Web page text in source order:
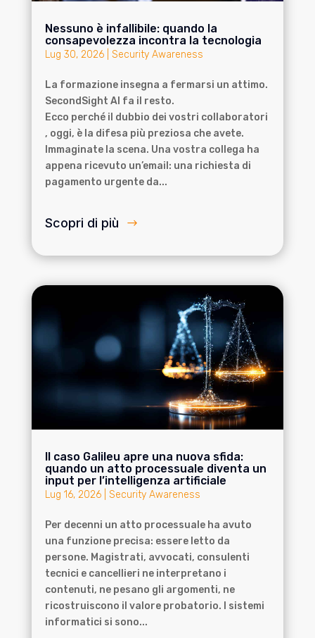
Nessuno è infallibile: quando la
consapevolezza incontra la tecnologia
Lug 30, 2026| Security Awareness
La formazione insegna a fermarsi un attimo.
SecondSight AI fa il resto.
Ecco perché il dubbio dei vostri collaboratori
, oggi, è la difesa più preziosa che avete.
Immaginate la scena. Una vostra collega ha
appena ricevuto un’email: una richiesta di
pagamento urgente da...
Scopri di più
Il caso Galileu apre una nuova sfida:
quando un atto processuale diventa un
input per l’intelligenza artificiale
Lug 16, 2026| Security Awareness
Per decenni un atto processuale ha avuto
una funzione precisa: essere letto da
persone. Magistrati, avvocati, consulenti
tecnici e cancellieri ne interpretano i
contenuti, ne pesano gli argomenti, ne
ricostruiscono il valore probatorio. I sistemi
informatici si sono...